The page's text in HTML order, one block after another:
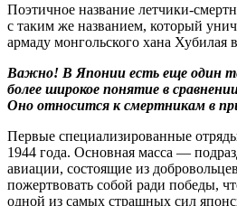
Поэтичное название летчики-
с таким же названием, который
армаду монгольского хана Хубилая
Важно! В Японии есть еще один
более широкое понятие в
Оно относится к смертникам в
Первые специализированные
1944 года. Основная масса —
авиации, состоящие из
пожертвовать собой ради победы,
одной из самых страшных сил